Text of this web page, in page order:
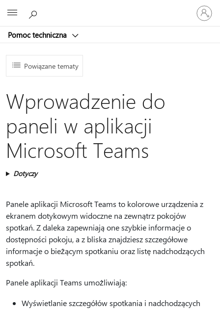
Pomoc techniczna
Zaloguj
się
do
konta
Powiązane tematy
Wprowadzenie do
paneli w aplikacji
Microsoft Teams
Dotyczy
Panele aplikacji Microsoft Teams to kolorowe urządzenia z
ekranem dotykowym widoczne na zewnątrz pokojów
spotkań. Z daleka zapewniają one szybkie informacje o
dostępności pokoju, a z bliska znajdziesz szczegółowe
informacje o bieżącym spotkaniu oraz listę nadchodzących
spotkań.
Panele aplikacji Teams umożliwiają:
Wyświetlanie szczegółów spotkania i nadchodzących